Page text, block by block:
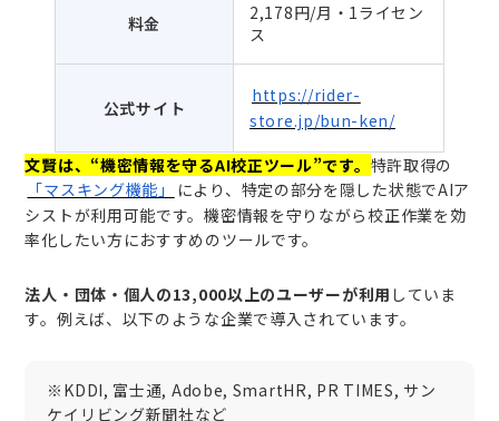
料金
2,178円/月・1ライセン
ス
公式サイト
https://rider-
store.jp/bun-ken/
文賢は、“機密情報を守るAI校正ツール”です。 特許取得の
「マスキング機能」
により、特定の部分を隠した状態でAIア
シストが利用可能です。機密情報を守りながら校正作業を効
率化したい方におすすめのツールです。
法人・団体・個人の13,000以上のユーザーが利用 していま
す。例えば、以下のような企業で導入されています。
※KDDI, 富士通, Adobe, SmartHR, PR TIMES, サン
ケイリビング新聞社など